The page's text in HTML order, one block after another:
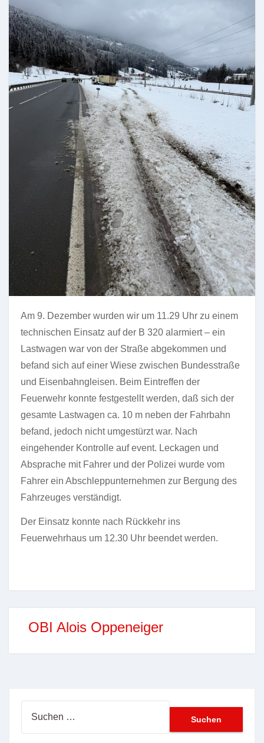
Am 9. Dezember wurden wir um 11.29 Uhr zu einem
technischen Einsatz auf der B 320 alarmiert – ein
Lastwagen war von der Straße abgekommen und
befand sich auf einer Wiese zwischen Bundesstraße
und Eisenbahngleisen. Beim Eintreffen der
Feuerwehr konnte festgestellt werden, daß sich der
gesamte Lastwagen ca. 10 m neben der Fahrbahn
befand, jedoch nicht umgestürzt war. Nach
eingehender Kontrolle auf event. Leckagen und
Absprache mit Fahrer und der Polizei wurde vom
Fahrer ein Abschleppunternehmen zur Bergung des
Fahrzeuges verständigt.
Der Einsatz konnte nach Rückkehr ins
Feuerwehrhaus um 12.30 Uhr beendet werden.
OBI Alois Oppeneiger